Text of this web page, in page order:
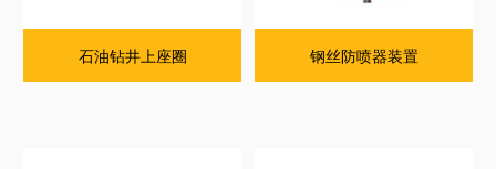
石油钻井上座圈 钢丝防喷器装置